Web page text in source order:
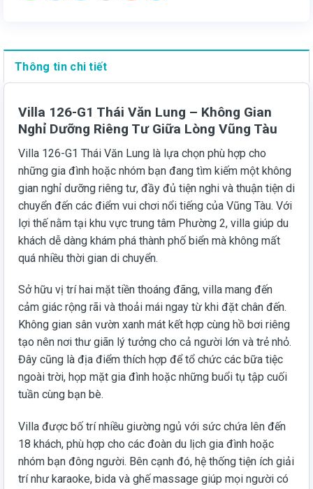
Thông tin chi tiết
Villa 126-G1 Thái Văn Lung – Không Gian
Nghỉ Dưỡng Riêng Tư Giữa Lòng Vũng Tàu
Villa 126-G1 Thái Văn Lung là lựa chọn phù hợp cho
những gia đình hoặc nhóm bạn đang tìm kiếm một không
gian nghỉ dưỡng riêng tư, đầy đủ tiện nghi và thuận tiện di
chuyển đến các điểm vui chơi nổi tiếng của Vũng Tàu. Với
lợi thế nằm tại khu vực trung tâm Phường 2, villa giúp du
khách dễ dàng khám phá thành phố biển mà không mất
quá nhiều thời gian di chuyển.
Sở hữu vị trí hai mặt tiền thoáng đãng, villa mang đến
cảm giác rộng rãi và thoải mái ngay từ khi đặt chân đến.
Không gian sân vườn xanh mát kết hợp cùng hồ bơi riêng
tạo nên nơi thư giãn lý tưởng cho cả người lớn và trẻ nhỏ.
Đây cũng là địa điểm thích hợp để tổ chức các bữa tiệc
ngoài trời, họp mặt gia đình hoặc những buổi tụ tập cuối
tuần cùng bạn bè.
Villa được bố trí nhiều giường ngủ với sức chứa lên đến
18 khách, phù hợp cho các đoàn du lịch gia đình hoặc
nhóm bạn đông người. Bên cạnh đó, hệ thống tiện ích giải
trí như karaoke, bida và ghế massage giúp mọi người có